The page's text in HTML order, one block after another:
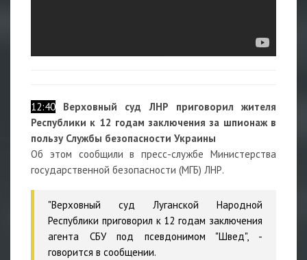
12:40
Верховный суд ЛНР приговорил жителя
Республики к 12 годам заключения за шпионаж в
пользу Службы безопасности Украины
Об этом сообщили в пресс-службе Министерства
государственной безопасности (МГБ) ЛНР.
"Верховный суд Луганской Народной
Республики приговорил к 12 годам заключения
агента СБУ под псевдонимом "Швед", -
говорится в сообщении.